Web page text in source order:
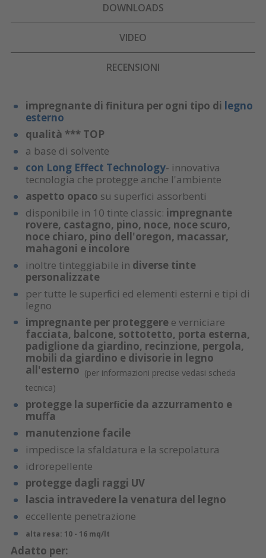
DOWNLOADS
VIDEO
RECENSIONI
impregnante di finitura per ogni tipo di legno
esterno
qualità *** TOP
a base di solvente
con Long Effect Technology- innovativa
tecnologia che protegge anche l'ambiente
aspetto opaco su superﬁci assorbenti
disponibile in 10 tinte classic: impregnante
rovere, castagno, pino, noce, noce scuro,
noce chiaro, pino dell'oregon, macassar,
mahagoni e incolore
inoltre tinteggiabile in diverse tinte
personalizzate
per tutte le superﬁci ed elementi esterni e tipi di
legno
impregnante per proteggeree verniciare
facciata, balcone, sottotetto, porta esterna,
padiglione da giardino, recinzione, pergola,
mobili da giardino e divisorie in legno
all'esterno (per informazioni precise vedasi scheda
tecnica)
protegge la superﬁcie da azzurramento e
muﬀa
manutenzione facile
impedisce la sfaldatura e la screpolatura
idrorepellente
protegge dagli raggi UV
lascia intravedere la venatura del legno
eccellente penetrazione
alta resa: 10 - 16 mq/lt
Adatto per: